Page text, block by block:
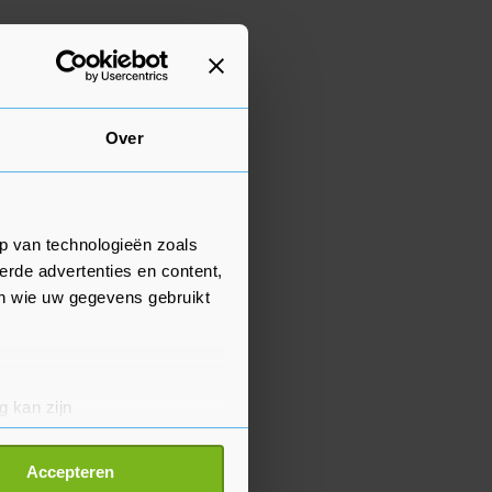
Over
van technologieën zoals
advertenties en content,
wie uw gegevens gebruikt
kan zijn
detailgedeelte
Accepteren